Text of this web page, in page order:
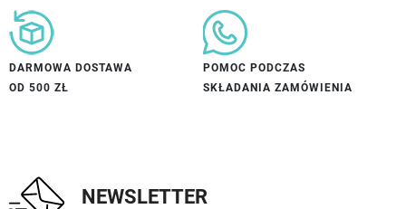
DARMOWA DOSTAWA
OD 500 ZŁ
POMOC PODCZAS
SKŁADANIA ZAMÓWIENIA
NEWSLETTER